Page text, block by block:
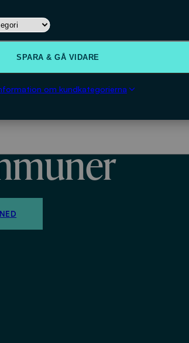
SPARA & GÅ VIDARE
om kundkategorierna
av